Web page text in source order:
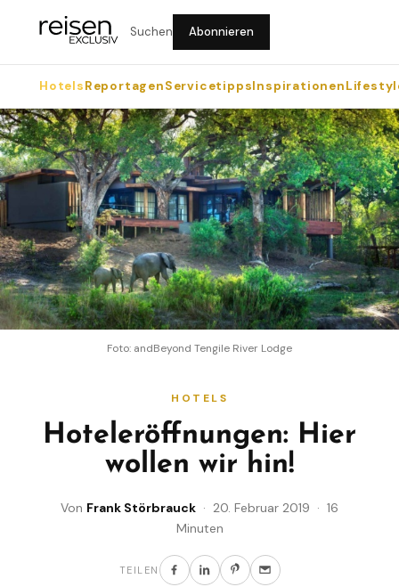
Suchen Abonnieren
HotelsReportagenServicetippsInspirationen
Foto: andBeyond Tengile River Lodge
HOTELS
Hoteleröffnungen: Hier
wollen wir hin!
Von Frank Störbrauck · 20. Februar 2019 · 16
Minuten
TEILEN